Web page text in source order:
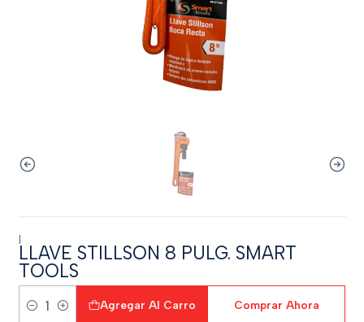
|
LLAVE STILLSON 8 PULG. SMART
TOOLS
Cantidad
Agregar Al Carro Comprar Ahora